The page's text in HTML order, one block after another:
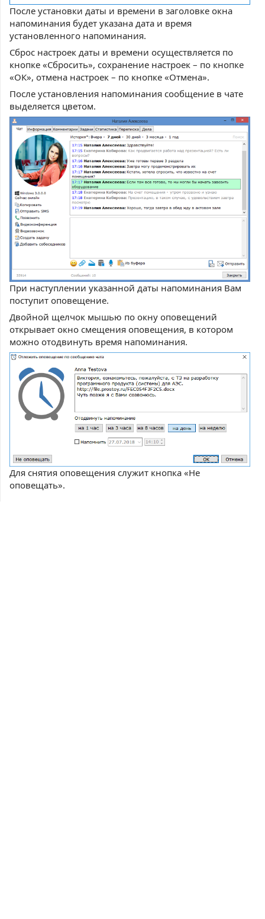
После установки даты и времени в заголовке окна
напоминания будет указана дата и время
установленного напоминания.
Сброс настроек даты и времени осуществляется по
кнопке «Сбросить», сохранение настроек – по кнопке
«ОК», отмена настроек – по кнопке «Отмена».
После установления напоминания сообщение в чате
выделяется цветом.
При наступлении указанной даты напоминания Вам
поступит оповещение.
Двойной щелчок мышью по окну оповещений
открывает окно смещения оповещения, в котором
можно отодвинуть время напоминания.
Для снятия оповещения служит кнопка «Не
оповещать».